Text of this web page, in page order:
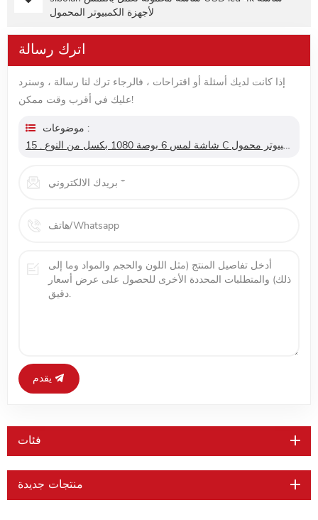
لأجهزة الكمبيوتر المحمول
اترك رسالة
إذا كانت لديك أسئلة أو اقتراحات ، فالرجاء ترك لنا رسالة ، وسنرد
عليك في أقرب وقت ممكن!
موضوعات :
15 . شاشة لمس 6 بوصة 1080 بكسل من النوع C كمبيوتر محمول Ps4 شاشة محمولة
يقدم
فئات
منتجات جديدة